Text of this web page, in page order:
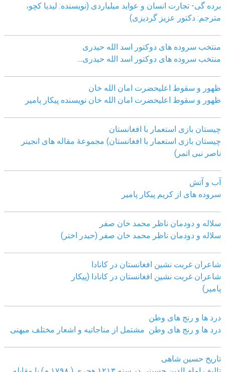
برده گی- تجارت انسان و عواید میلیاردی (نویسنده: لیدیا کچو،
مترجم: دکتور عزیز گردیزی)
منتخب سروده های دوکتور اسد الله حیدری
منتخب سروده های دوکتور اسد الله حیدری
ظهور و سقوط اعلیحضرت امان الله خان
ظهور و سقوط اعلیحضرت امان الله خان نویسنده پیکار پامیر
چیستان بازی استعمار با افغانستان
چیستان بازی استعمار با افغانستان) مجموعۀ مقاله های انجینر
ناصر نبی اتمر)
آب و آتش
سروده های از کریم پیکار پامیر
سلاله و دودمان ناظر محمد خان صفر
سلاله و دودمان ناظر محمد خان صفر (حیدر اختر)
شاعران غربت نشین افغانستان در کانادا
شاعران غربت نشین افغانستان در کانادا (پیکار
پامیر)
درد ها و رنج های وطن
درد ها و رنج های وطن مشتمل از مناجاتیه و اشعار مختلف میهنی
تاریخ حسین شاهی